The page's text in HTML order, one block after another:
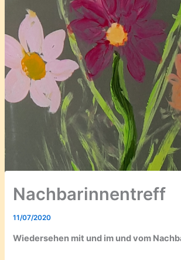
Nachbarinnentreff
11/07/2020
Wiedersehen mit und im und vom